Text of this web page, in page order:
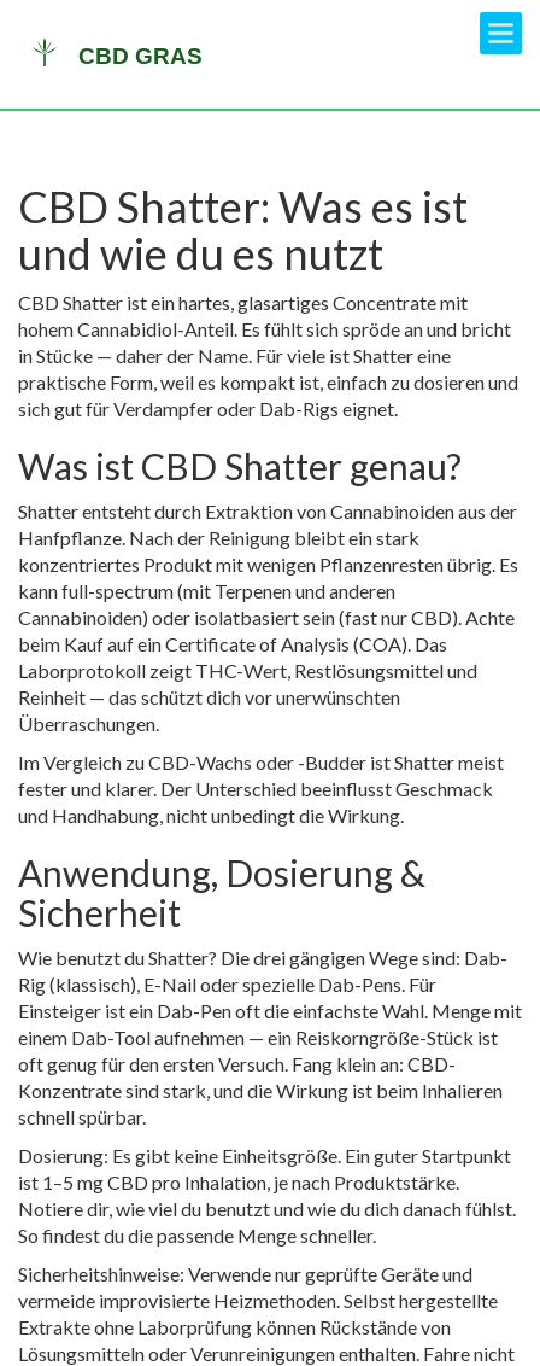
CBD Shatter: Was es ist
und wie du es nutzt
CBD Shatter ist ein hartes, glasartiges Concentrate mit
hohem Cannabidiol-Anteil. Es fühlt sich spröde an und bricht
in Stücke — daher der Name. Für viele ist Shatter eine
praktische Form, weil es kompakt ist, einfach zu dosieren und
sich gut für Verdampfer oder Dab-Rigs eignet.
Was ist CBD Shatter genau?
Shatter entsteht durch Extraktion von Cannabinoiden aus der
Hanfpflanze. Nach der Reinigung bleibt ein stark
konzentriertes Produkt mit wenigen Pflanzenresten übrig. Es
kann full-spectrum (mit Terpenen und anderen
Cannabinoiden) oder isolatbasiert sein (fast nur CBD). Achte
beim Kauf auf ein Certificate of Analysis (COA). Das
Laborprotokoll zeigt THC-Wert, Restlösungsmittel und
Reinheit — das schützt dich vor unerwünschten
Überraschungen.
Im Vergleich zu CBD-Wachs oder -Budder ist Shatter meist
fester und klarer. Der Unterschied beeinflusst Geschmack
und Handhabung, nicht unbedingt die Wirkung.
Anwendung, Dosierung &
Sicherheit
Wie benutzt du Shatter? Die drei gängigen Wege sind: Dab-
Rig (klassisch), E-Nail oder spezielle Dab-Pens. Für
Einsteiger ist ein Dab-Pen oft die einfachste Wahl. Menge mit
einem Dab-Tool aufnehmen — ein Reiskorngröße-Stück ist
oft genug für den ersten Versuch. Fang klein an: CBD-
Konzentrate sind stark, und die Wirkung ist beim Inhalieren
schnell spürbar.
Dosierung: Es gibt keine Einheitsgröße. Ein guter Startpunkt
ist 1–5 mg CBD pro Inhalation, je nach Produktstärke.
Notiere dir, wie viel du benutzt und wie du dich danach fühlst.
So findest du die passende Menge schneller.
Sicherheitshinweise: Verwende nur geprüfte Geräte und
vermeide improvisierte Heizmethoden. Selbst hergestellte
Extrakte ohne Laborprüfung können Rückstände von
Lösungsmitteln oder Verunreinigungen enthalten. Fahre nicht